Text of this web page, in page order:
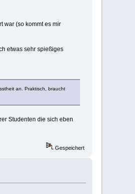
war (so kommt es mir
etwas sehr spießiges
an. Praktisch, braucht
Studenten die sich eben
Gespeichert